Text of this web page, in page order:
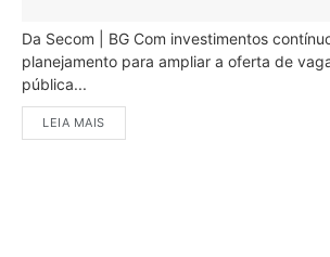
Da Secom | BG Com investimentos
planejamento para ampliar a oferta de
pública...
LEIA MAIS